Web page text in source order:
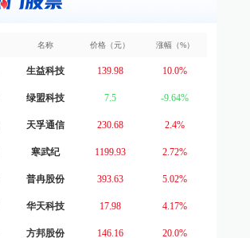
名称 价格（元） 涨幅（%）
生益科技 139.98 10.0%
绿盟科技 7.5 -9.64%
天孚通信 230.68 2.4%
寒武纪 1199.93 2.72%
普冉股份 393.63 5.02%
华天科技 17.98 4.17%
方邦股份 146.16 20.0%